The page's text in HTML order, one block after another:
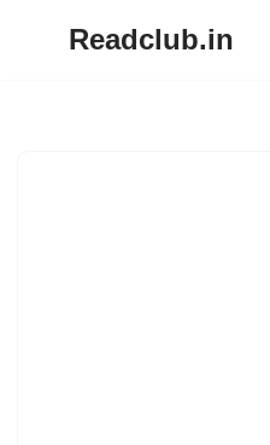
Readclub.in